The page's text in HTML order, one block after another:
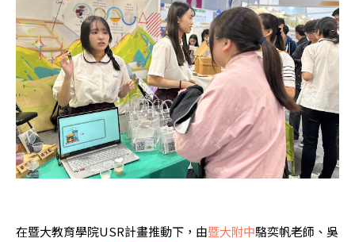
在暨大教育學院USR計畫推動下，由暨大附中駱奕帆老師、吳